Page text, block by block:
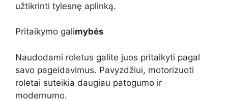
užtikrinti tylesnę aplinką.
Pritaikymo galimybės
Naudodami roletus galite juos pritaikyti pagal
savo pageidavimus. Pavyzdžiui, motorizuoti
roletai suteikia daugiau patogumo ir
modernumo.